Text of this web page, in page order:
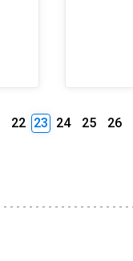
22 23 24 25 26